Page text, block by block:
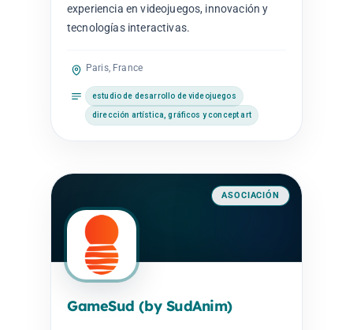
experiencia en videojuegos, innovación y
tecnologías interactivas.
Paris, France
estudio de desarrollo de videojuegos
dirección artística, gráficos y concept art
ASOCIACIÓN
GameSud (by SudAnim)